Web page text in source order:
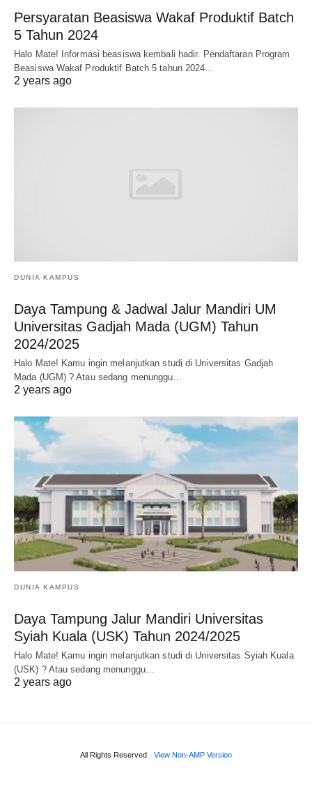
Persyaratan Beasiswa Wakaf Produktif Batch
5 Tahun 2024
Halo Mate! Informasi beasiswa kembali hadir. Pendaftaran Program
Beasiswa Wakaf Produktif Batch 5 tahun 2024…
2 years ago
DUNIA KAMPUS
Daya Tampung & Jadwal Jalur Mandiri UM
Universitas Gadjah Mada (UGM) Tahun
2024/2025
Halo Mate! Kamu ingin melanjutkan studi di Universitas Gadjah
Mada (UGM) ? Atau sedang menunggu…
2 years ago
DUNIA KAMPUS
Daya Tampung Jalur Mandiri Universitas
Syiah Kuala (USK) Tahun 2024/2025
Halo Mate! Kamu ingin melanjutkan studi di Universitas Syiah Kuala
(USK) ? Atau sedang menunggu…
2 years ago
All Rights Reserved View Non-AMP Version